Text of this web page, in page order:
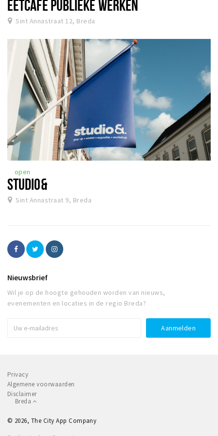
EETCAFÉ PUBLIEKE WERKEN
Sint Annastraat 12, Breda
open
STUDIO&
Sint Annastraat 9, Breda
Nieuwsbrief
Wil je op de hoogte gehouden worden van nieuws,
evenementen en locaties in de regio Breda?
Privacy
Algemene voorwaarden
Disclaimer
Breda
© 2026, The City App Company